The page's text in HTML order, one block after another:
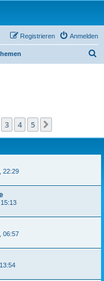
Anmelden
Registrieren
3 4 5
22:29
06:57